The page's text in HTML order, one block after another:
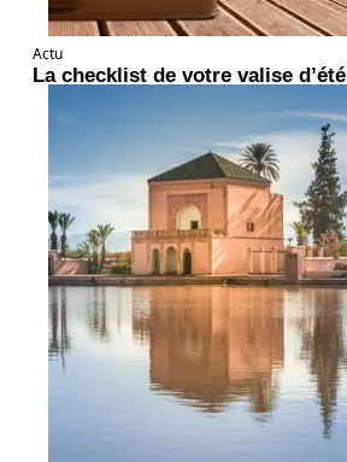
Actu
La checklist de votre valise d’été